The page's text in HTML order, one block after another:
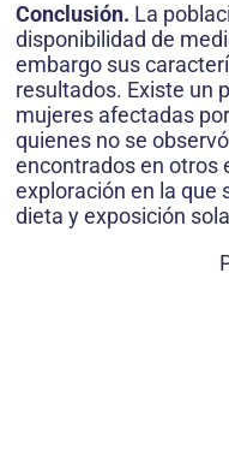
Conclusión. La
disponibilidad de
embargo sus
resultados. Existe un
mujeres afectadas
quienes no se
encontrados en otros
exploración en la que
dieta y exposición